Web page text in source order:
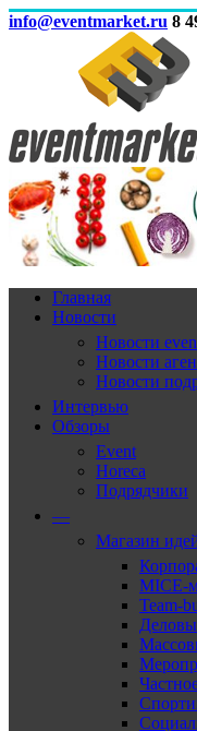
info@eventmarket.ru 8
Главная
Новости
Новости
Новости
Новости
Интервью
Обзоры
Event
Horeca
Подрядчики
—
Магазин
MICE-
Team-